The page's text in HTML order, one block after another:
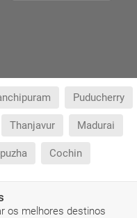
Puducherry
Thanjavur Madurai
Cochin
os melhores destinos